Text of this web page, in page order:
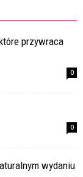
przywraca
0
0
wydaniu